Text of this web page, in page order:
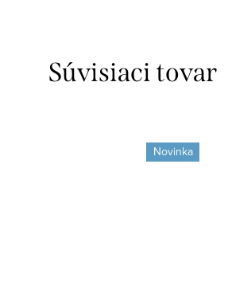
Súvisiaci tovar
Novinka